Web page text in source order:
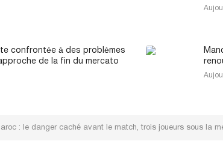
confrontée à des problèmes
de la fin du mercato
: le danger caché avant le match, trois joueurs sous la